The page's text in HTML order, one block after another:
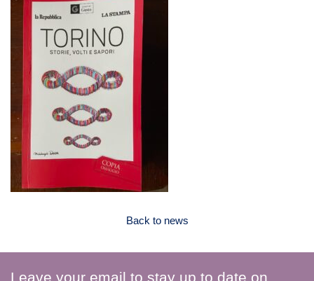
Back to news
Leave your email to stay up to date on